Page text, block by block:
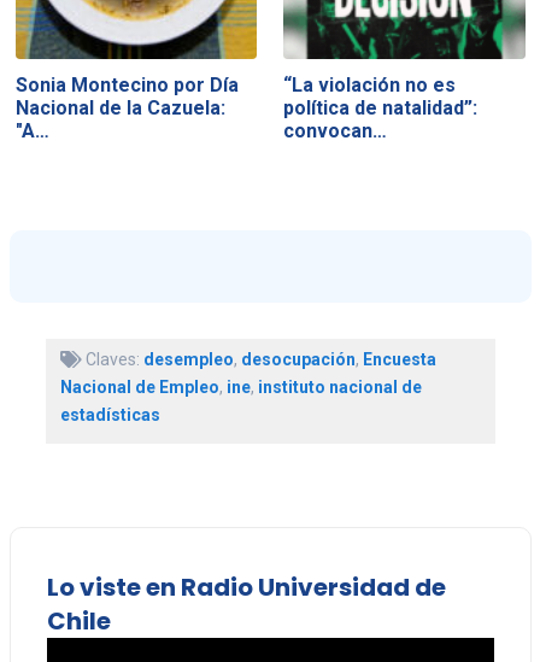
Sonia Montecino por Día
Nacional de la Cazuela:
"A…
“La violación no es
política de natalidad”:
convocan…
Claves: desempleo, desocupación, Encuesta
Nacional de Empleo, ine, instituto nacional de
estadísticas
Lo viste en Radio Universidad de
Chile